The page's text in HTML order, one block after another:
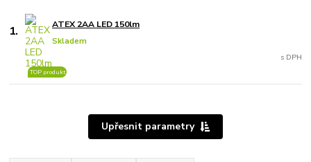
1. ATEX 2AA LED 150lm
Skladem
TOP produkt
Upřesnit parametry